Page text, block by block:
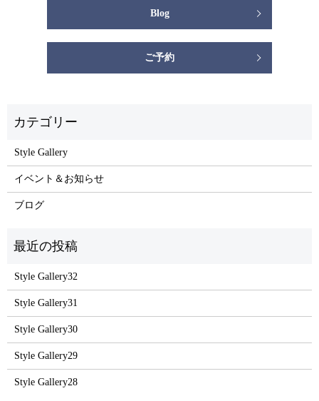
Blog
ご予約
Style Gallery
イベント＆お知らせ
ブログ
Style Gallery32
Style Gallery31
Style Gallery30
Style Gallery29
Style Gallery28